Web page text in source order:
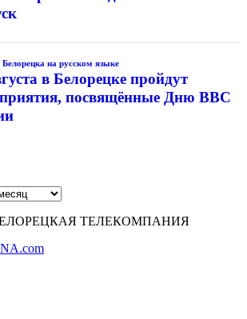
на русском языке
в Белорецке пройдут
посвящённые Дню ВВС
БЕЛОРЕЦКАЯ ТЕЛЕКОМПАНИЯ